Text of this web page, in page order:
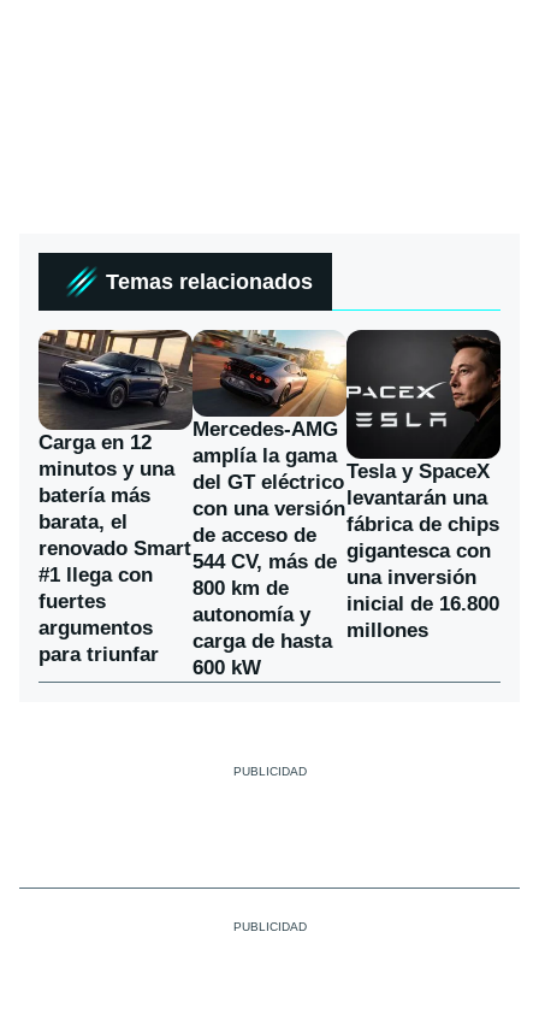
Temas relacionados
Carga en 12
minutos y una
batería más
barata, el
renovado Smart
#1 llega con
fuertes
argumentos
para triunfar
Mercedes-AMG
amplía la gama
del GT eléctrico
con una versión
de acceso de
544 CV, más de
800 km de
autonomía y
carga de hasta
600 kW
Tesla y SpaceX
levantarán una
fábrica de chips
gigantesca con
una inversión
inicial de 16.800
millones